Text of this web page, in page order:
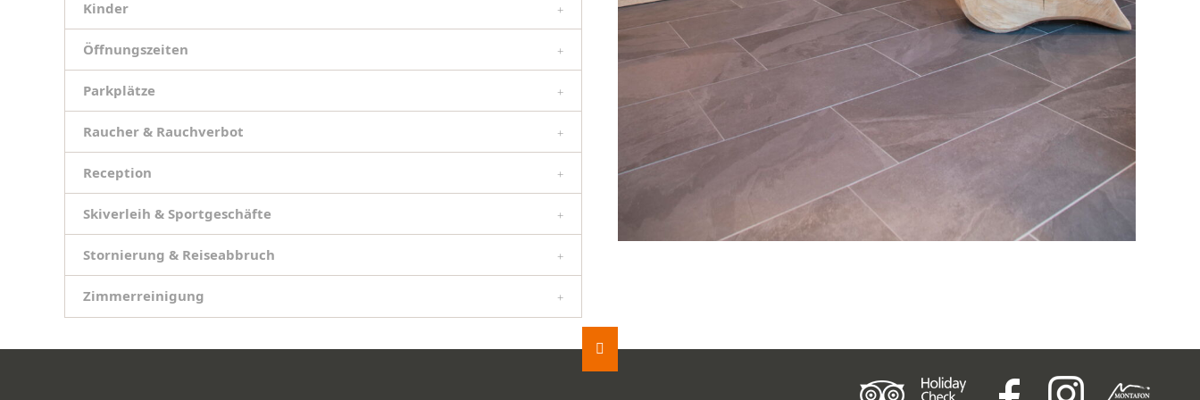
Kinder
Öffnungszeiten
Parkplätze
Raucher & Rauchverbot
Reception
Skiverleih & Sportgeschäfte
Stornierung & Reiseabbruch
Zimmerreinigung